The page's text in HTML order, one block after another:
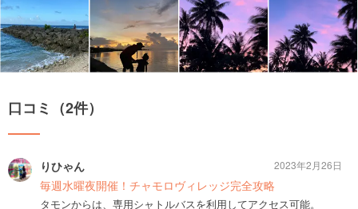
口コミ（2件）
りひゃん
毎週水曜夜開催！チャモロヴィレッジ完全攻略
タモンからは、専用シャトルバスを利用してアクセス可能。
2023年2月26日